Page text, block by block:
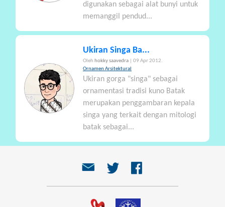
digunakan sebagai alat bunyi untuk
memanggil pendud...
Ukiran Singa Ba...
Oleh hokky saavedra
| 09 Apr 2012.
Ornamen Arsitektural
Ukiran gorga "singa" sebagai
ornamentasi tradisi kuno Batak
merupakan penggambaran kepala
singa yang terkait dengan mitologi
batak sebagai...